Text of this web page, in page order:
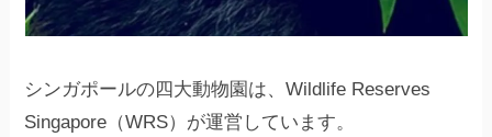
シンガポールの四大動物園は、Wildlife Reserves
Singapore（WRS）が運営しています。